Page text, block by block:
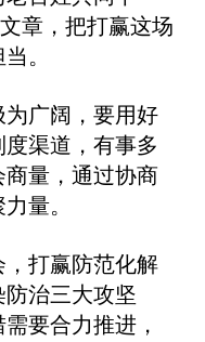
章，把打赢这场
。
广阔，要用好
渠道，有事多
量，通过协商
量。
打赢防范化解
治三大攻坚
要合力推进，